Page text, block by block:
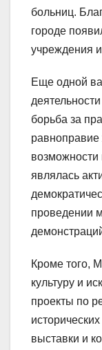
больниц.
городе
учреждения
Еще одной
борьба за
возможности
являлась
проведении
Кроме того,
культуру и
проекты по
выставки и